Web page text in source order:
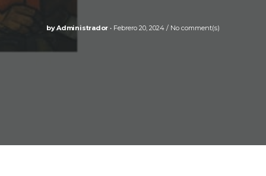
byAdministrador Febrero 20, 2024 No comment(s)